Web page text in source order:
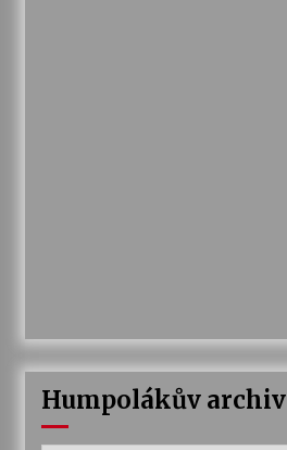
Humpolákův archiv